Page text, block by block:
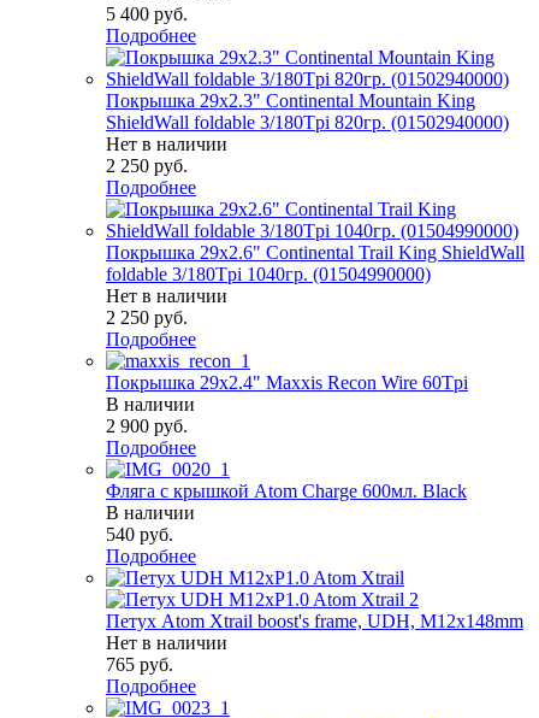
5 400 руб.
Подробнее
Покрышка 29x2.3" Continental Mountain King
ShieldWall foldable 3/180Tpi 820гр. (01502940000)
Нет в наличии
2 250 руб.
Подробнее
Покрышка 29x2.6" Continental Trail King ShieldWall
foldable 3/180Tpi 1040гр. (01504990000)
Нет в наличии
2 250 руб.
Подробнее
Покрышка 29x2.4" Maxxis Recon Wire 60Tpi
В наличии
2 900 руб.
Подробнее
Фляга с крышкой Atom Charge 600мл. Black
В наличии
540 руб.
Подробнее
Петух Atom Xtrail boost's frame, UDH, M12x148mm
Нет в наличии
765 руб.
Подробнее